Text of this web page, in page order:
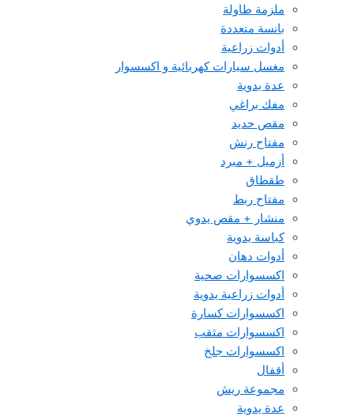
ملزمة طاولة
بانسة متعددة
أدوات زراعية
مغسل سيارات كهربائية و اكسسوار
عدة يدوية
مفك براغي
مقص حديد
مفتاح رنش
أزميل + مبرد
طقطاق
مفتاح ربط
منشار + مقص يدوي
كباسة يدوية
أدوات دهان
اكسسوارات صحية
أدوات زراعية يدوية
اكسسوارات كسارة
اكسسوارات مثقب
اكسسوارات جلخ
أقفال
مجموعة ريش
عدة يدوية